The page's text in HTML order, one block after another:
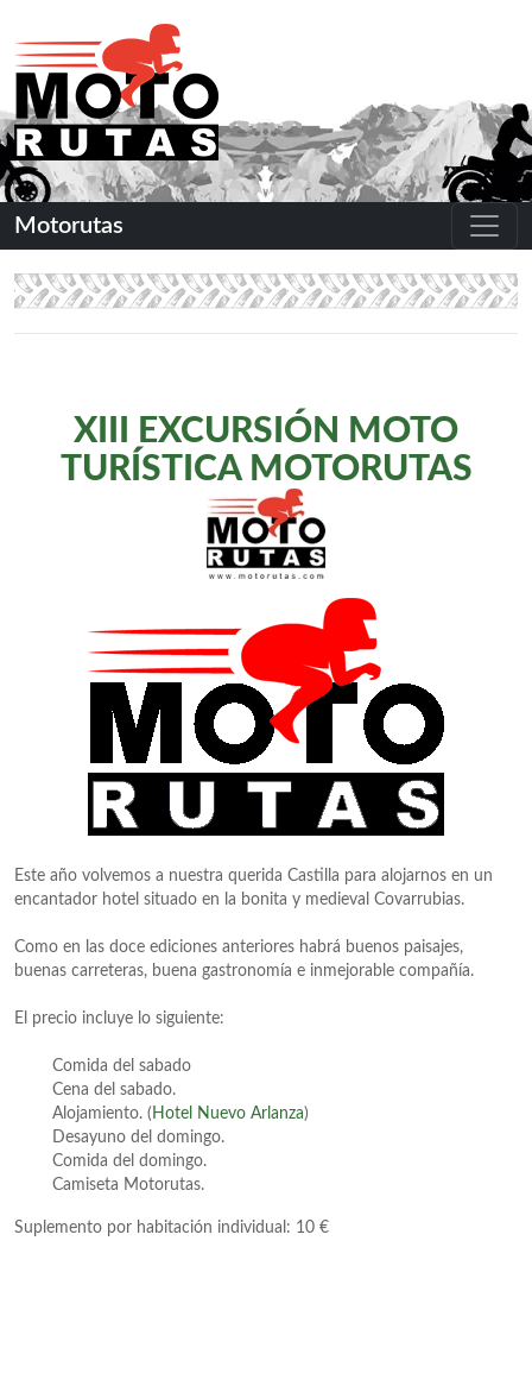
Motorutas
XIII EXCURSIÓN MOTO
TURÍSTICA MOTORUTAS
Este año volvemos a nuestra querida Castilla para alojarnos en un
encantador hotel situado en la bonita y medieval Covarrubias.
Como en las doce ediciones anteriores habrá buenos paisajes,
buenas carreteras, buena gastronomía e inmejorable compañía.
El precio incluye lo siguiente:
Comida del sabado
Cena del sabado.
Alojamiento. ( Hotel Nuevo Arlanza)
Desayuno del domingo.
Comida del domingo.
Camiseta Motorutas.
Suplemento por habitación individual: 10 €